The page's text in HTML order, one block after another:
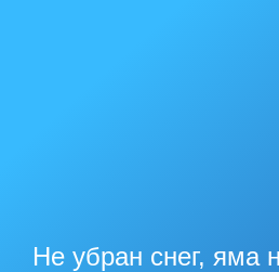
Не убран снег, яма